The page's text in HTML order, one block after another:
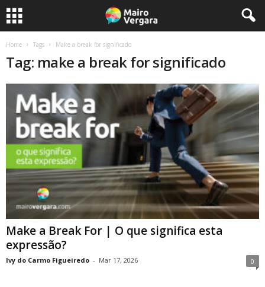
Home Tags Make a break for significado
Tag: make a break for significado
Make a Break For | O que significa esta
expressão?
Ivy do Carmo Figueiredo - Mar 17, 2026 0